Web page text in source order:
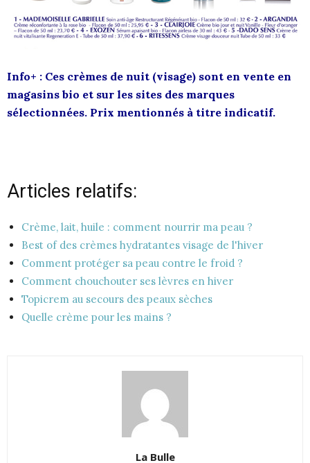
Info+ : Ces crèmes de nuit (visage) sont en vente en
magasins bio et sur les sites des marques
sélectionnées. Prix mentionnés à titre indicatif.
Articles relatifs:
Crème, lait, huile : comment nourrir ma peau ?
Best of des crèmes hydratantes visage de l'hiver
Comment protéger sa peau contre le froid ?
Comment chouchouter ses lèvres en hiver
Topicrem au secours des peaux sèches
Quelle crème pour les mains ?
La Bulle